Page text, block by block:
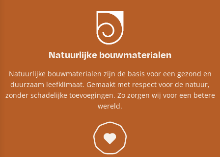
Natuurlijke bouwmaterialen
Natuurlijke bouwmaterialen zijn de basis voor een gezond en
duurzaam leefklimaat. Gemaakt met respect voor de natuur,
zonder schadelijke toevoegingen. Zo zorgen wij voor een betere
wereld.